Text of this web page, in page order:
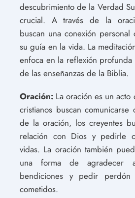
descubrimiento de la Verdad
crucial. A través de la
buscan una conexión personal
su guía en la vida. La
enfoca en la reflexión profunda
de las enseñanzas de la Biblia.
Oración: La oración es un
cristianos buscan
de la oración, los creyentes
relación con Dios y pedirle
vidas. La oración también
una forma de
bendiciones y pedir
cometidos.